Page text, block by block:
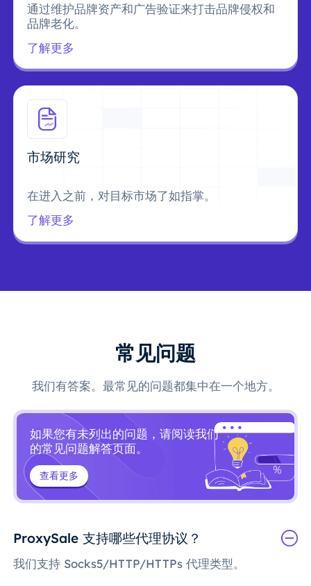
通过维护品牌资产和广告验证来打击品牌侵权和
品牌老化。
了解更多
市场研究
在进入之前，对目标市场了如指掌。
了解更多
常见问题
我们有答案。最常见的问题都集中在一个地方。
如果您有未列出的问题，请阅读我们
的常见问题解答页面。
查看更多
ProxySale 支持哪些代理协议？
我们支持 Socks5/HTTP/HTTPs 代理类型。